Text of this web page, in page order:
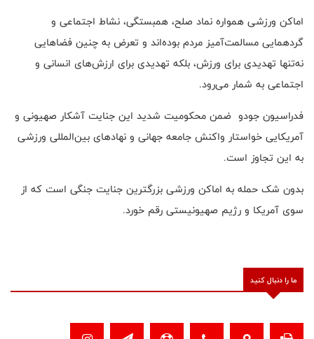
اماکن ورزشی همواره نماد صلح، همبستگی، نشاط اجتماعی و
گردهمایی مسالمت‌آمیز مردم بوده‌اند و تعرض به چنین فضاهایی
نه‌تنها تهدیدی برای ورزش، بلکه تهدیدی برای ارزش‌های انسانی و
اجتماعی به شمار می‌رود.
فدراسیون جودو ضمن محکومیت شدید این جنایت آشکار صهیونی و
آمریکایی خواستار واکنش جامعه جهانی و نهادهای بین‌المللی ورزشی
به این تجاوز است.
بدون شک حمله به اماکن ورزشی بزرگترین جنایت جنگی است که از
سوی آمریکا و رژیم صهیونیستی رقم خورد.
ما را دنبال کنید